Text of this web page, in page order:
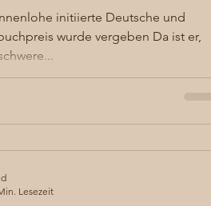
initiierte Deutsche und
wurde vergeben Da ist er,
Lesezeit